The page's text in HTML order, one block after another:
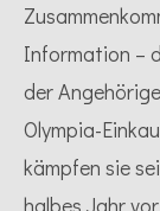
Information –
der
Olympia-
kämpfen sie